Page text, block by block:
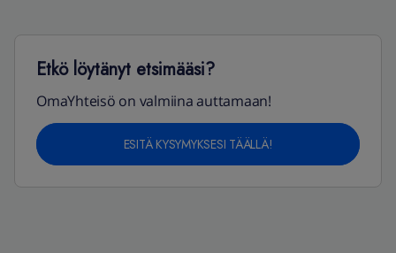
Etkö löytänyt etsimääsi?
OmaYhteisö on valmiina auttamaan!
ESITÄ KYSYMYKSESI TÄÄLLÄ!